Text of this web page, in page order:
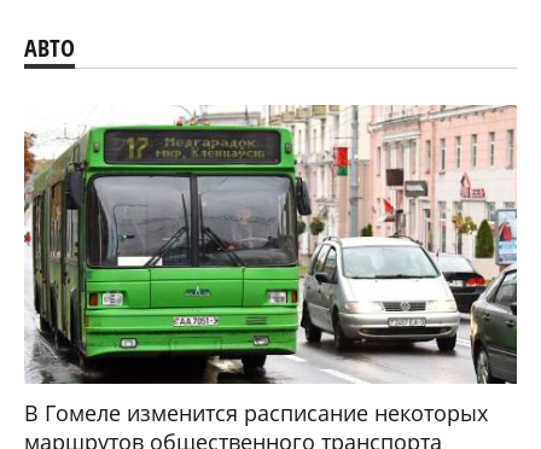
АВТО
В Гомеле изменится расписание некоторых
маршрутов общественного транспорта